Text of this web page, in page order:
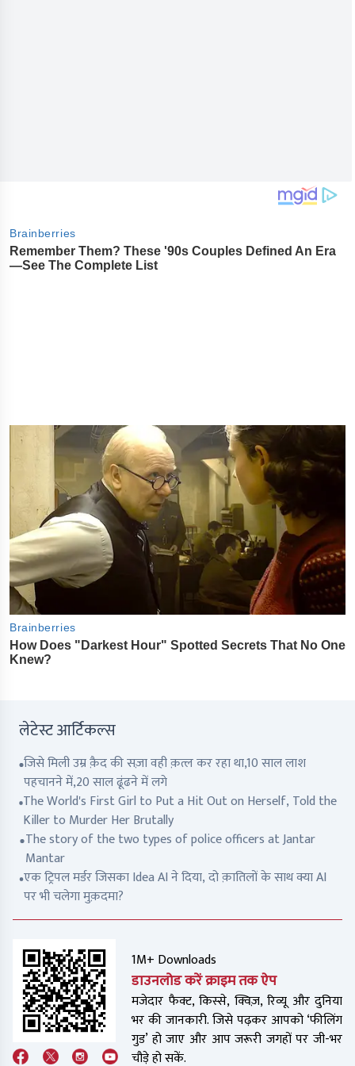
लेटेस्ट आर्टिकल्स
जिसे मिली उम्र क़ैद की सज़ा वही क़त्ल कर रहा था,10 साल लाश
पहचानने में,20 साल ढूंढने में लगे
The World's First Girl to Put a Hit Out on Herself, Told the
Killer to Murder Her Brutally
The story of the two types of police officers at Jantar
Mantar
एक ट्रिपल मर्डर जिसका Idea AI ने दिया, दो क़ातिलों के साथ क्या AI
पर भी चलेगा मुक़दमा?
1M+ Downloads
डाउनलोड करें क्राइम तक ऐप
मजेदार फैक्ट, किस्से, क्विज़, रिव्यू और दुनिया
भर की जानकारी. जिसे पढ़कर आपको ‘फीलिंग
गुड’ हो जाए और आप जरूरी जगहों पर जी-भर
चौड़े हो सकें.